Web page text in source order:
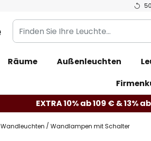
Finden
Sie
Leuchte...
Räume Außenleuchten
EXTRA 10% ab 109 € & 13%
Wandleuchten Wandlampen mit Schalter